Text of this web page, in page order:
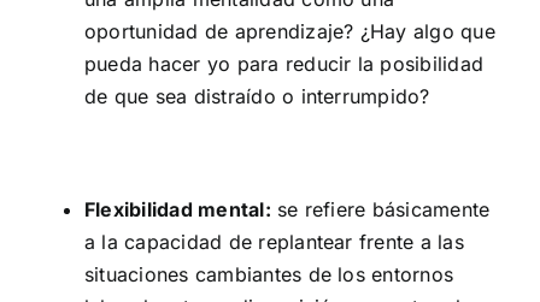
oportunidad de aprendizaje? ¿Hay algo que
pueda hacer yo para reducir la posibilidad
de que sea distraído o interrumpido?
Flexibilidad mental: se refiere básicamente
a la capacidad de replantear frente a las
situaciones cambiantes de los entornos